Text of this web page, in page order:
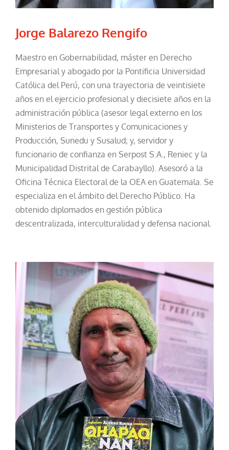
Jorge Balarezo Rengifo
Maestro en Gobernabilidad, máster en Derecho
Empresarial y abogado por la Pontificia Universidad
Católica del Perú, con una trayectoria de veintisiete
años en el ejercicio profesional y diecisiete años en la
administración pública (asesor legal externo en los
Ministerios de Transportes y Comunicaciones y
Producción, Sunedu y Susalud; y, servidor y
funcionario de confianza en Serpost S.A., Reniec y la
Municipalidad Distrital de Carabayllo). Asesoró a la
Oficina Técnica Electoral de la OEA en Guatemala. Se
especializa en el ámbito del Derecho Público. Ha
obtenido diplomados en gestión pública
descentralizada, interculturalidad y defensa nacional.